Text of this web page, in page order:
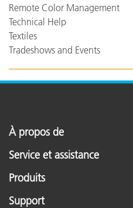
Remote Color Management
Technical Help
Textiles
Tradeshows and Events
À propos de
Service et assistance
Produits
Support